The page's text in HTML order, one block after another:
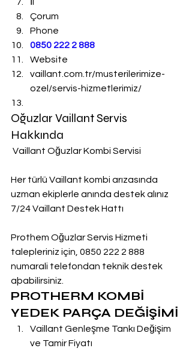
Çorum
Phone
0850 222 2 888
Website
vaillant.com.tr/musterilerimize-
ozel/servis-hizmetlerimiz/
Oğuzlar Vaillant Servis
Hakkında
Vaillant Oğuzlar Kombi Servisi
Her türlü Vaillant kombi arızasında
uzman ekiplerle anında destek alınız
7/24 Vaillant Destek Hattı
Prothem Oğuzlar Servis Hizmeti
talepleriniz için, 0850 222 2 888
numarali telefondan teknik destek
aþabilirsiniz.
PROTHERM KOMBİ
YEDEK PARÇA DEĞİŞİMİ
Vaillant Genleşme Tankı Değişim
ve Tamir Fiyatı